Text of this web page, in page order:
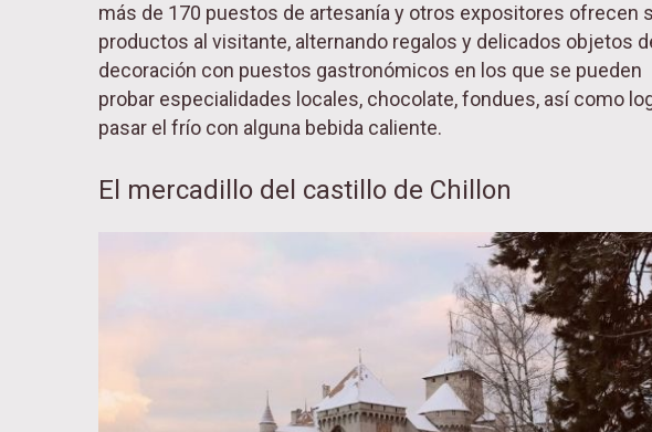
más de 170 puestos de artesanía y otros expositores ofrecen
productos al visitante, alternando regalos y delicados objetos
decoración con puestos gastronómicos en los que se pueden
probar especialidades locales, chocolate, fondues, así como
pasar el frío con alguna bebida caliente.
El mercadillo del castillo de Chillon